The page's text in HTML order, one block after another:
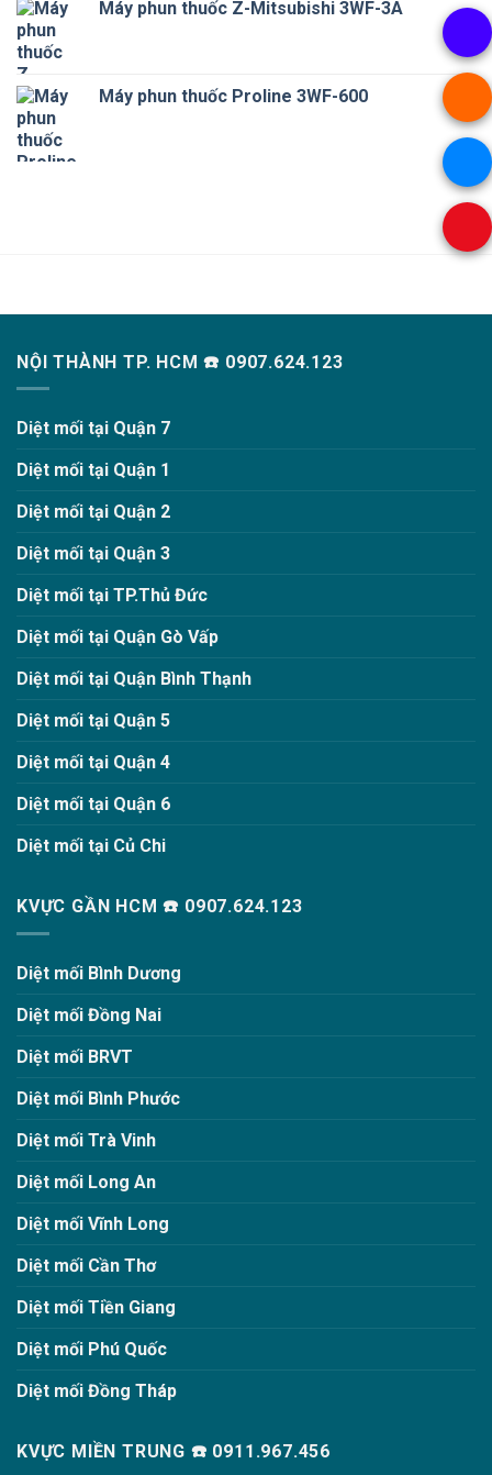
Máy phun thuốc Z-Mitsubishi 3WF-3A
Máy phun thuốc Proline 3WF-600
NỘI THÀNH TP. HCM ☎️ 0907.624.123
Diệt mối tại Quận 7
Diệt mối tại Quận 1
Diệt mối tại Quận 2
Diệt mối tại Quận 3
Diệt mối tại TP.Thủ Đức
Diệt mối tại Quận Gò Vấp
Diệt mối tại Quận Bình Thạnh
Diệt mối tại Quận 5
Diệt mối tại Quận 4
Diệt mối tại Quận 6
Diệt mối tại Củ Chi
KVỰC GẦN HCM ☎️ 0907.624.123
Diệt mối Bình Dương
Diệt mối Đồng Nai
Diệt mối BRVT
Diệt mối Bình Phước
Diệt mối Trà Vinh
Diệt mối Long An
Diệt mối Vĩnh Long
Diệt mối Cần Thơ
Diệt mối Tiền Giang
Diệt mối Phú Quốc
Diệt mối Đồng Tháp
KVỰC MIỀN TRUNG ☎️ 0911.967.456